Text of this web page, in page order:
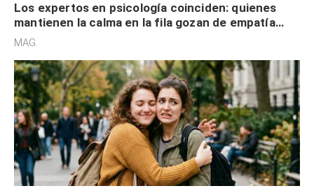
Los expertos en psicología coinciden: quienes
mantienen la calma en la fila gozan de empatía
cognitiva, gratitud y no solo tienen autocontrol
MAG.